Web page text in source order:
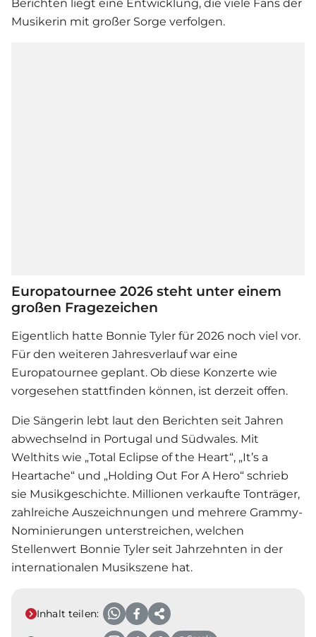
Berichten liegt eine Entwicklung, die viele Fans der
Musikerin mit großer Sorge verfolgen.
Europatournee 2026 steht unter einem
großen Fragezeichen
Eigentlich hatte Bonnie Tyler für 2026 noch viel vor.
Für den weiteren Jahresverlauf war eine
Europatournee geplant. Ob diese Konzerte wie
vorgesehen stattfinden können, ist derzeit offen.
Die Sängerin lebt laut den Berichten seit Jahren
abwechselnd in Portugal und Südwales. Mit
Welthits wie „Total Eclipse of the Heart“, „It’s a
Heartache“ und „Holding Out For A Hero“ schrieb
sie Musikgeschichte. Millionen verkaufte Tonträger,
zahlreiche Auszeichnungen und mehrere Grammy-
Nominierungen unterstreichen, welchen
Stellenwert Bonnie Tyler seit Jahrzehnten in der
internationalen Musikszene hat.
Inhalt teilen: